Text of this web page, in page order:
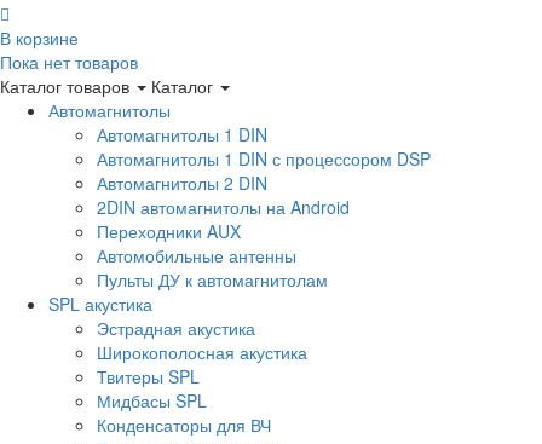
В корзине
Пока нет товаров
Каталог товаров
Каталог
Автомагнитолы
Автомагнитолы 1 DIN
Автомагнитолы 1 DIN с процессором DSP
Автомагнитолы 2 DIN
2DIN автомагнитолы на Android
Переходники AUX
Автомобильные антенны
Пульты ДУ к автомагнитолам
SPL акустика
Эстрадная акустика
Широкополосная акустика
Твитеры SPL
Мидбасы SPL
Конденсаторы для ВЧ